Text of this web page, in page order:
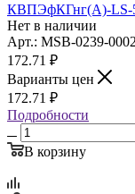
КВПЭфКГнг(А)-LS-
Нет в наличии
Арт.: MSB-0239-
172.71 ₽
Варианты цен
172.71 ₽
Подробности
В корзину